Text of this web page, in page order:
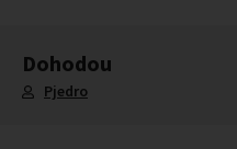
Dohodou
Pjedro